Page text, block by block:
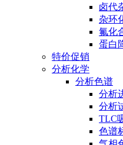
卤代
杂环
氟化
蛋白
特价促销
分析化学
分析色谱
分析
分析
TLC
色谱